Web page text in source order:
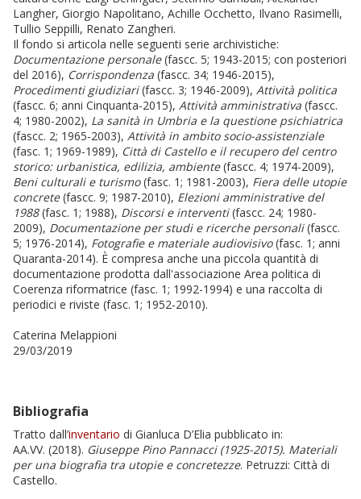
Langher, Giorgio Napolitano, Achille Occhetto, Ilvano Rasimelli,
Tullio Seppilli, Renato Zangheri.
Il fondo si articola nelle seguenti serie archivistiche:
Documentazione personale(fascc. 5; 1943-2015; con posteriori
del 2016), Corrispondenza (fascc. 34; 1946-2015),
Procedimenti giudiziari(fascc. 3; 1946-2009), Attività politica
(fascc. 6; anni Cinquanta-2015), Attività amministrativa (fascc.
4; 1980-2002), La sanità in Umbria e la questione psichiatrica
(fascc. 2; 1965-2003), Attività in ambito socio-assistenziale
(fasc. 1; 1969-1989), Città di Castello e il recupero del centro
storico: urbanistica, edilizia, ambiente(fascc. 4; 1974-2009),
Beni culturali e turismo(fasc. 1; 1981-2003), Fiera delle utopie
concrete(fascc. 9; 1987-2010), Elezioni amministrative del
1988(fasc. 1; 1988), Discorsi e interventi(fascc. 24; 1980-
2009), Documentazione per studi e ricerche personali(fascc.
5; 1976-2014), Fotografie e materiale audiovisivo(fasc. 1; anni
Quaranta-2014). È compresa anche una piccola quantità di
documentazione prodotta dall'associazione Area politica di
Coerenza riformatrice (fasc. 1; 1992-1994) e una raccolta di
periodici e riviste (fasc. 1; 1952-2010).
Caterina Melappioni
29/03/2019
Bibliografia
Tratto dall’inventario di Gianluca D’Elia pubblicato in:
AA.VV. (2018). Giuseppe Pino Pannacci (1925-2015). Materiali
per una biografia tra utopie e concretezze. Petruzzi: Città di
Castello.